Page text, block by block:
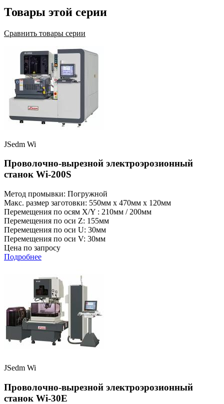
Товары этой серии
Сравнить товары серии
JSedm Wi
Проволочно-вырезной электроэрозионный
станок Wi-200S
Метод промывки: Погружной
Макс. размер заготовки: 550мм x 470мм x 120мм
Перемещения по осям X/Y : 210мм / 200мм
Перемещения по оси Z: 155мм
Перемещения по оси U: 30мм
Перемещения по оси V: 30мм
Цена по запросу
Подробнее
JSedm Wi
Проволочно-вырезной электроэрозионный
станок Wi-30E